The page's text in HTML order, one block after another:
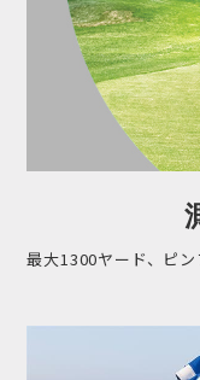
最大1300ヤード、ピ